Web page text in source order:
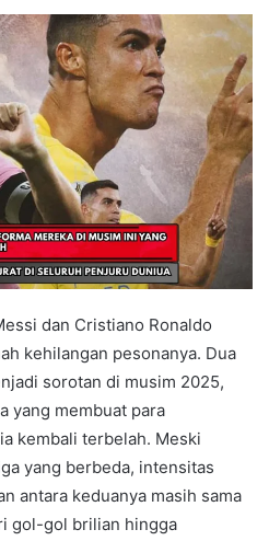
dan Cristiano Ronaldo
kehilangan pesonanya. Dua
sorotan di musim 2025,
yang membuat para
kembali terbelah. Meski
yang berbeda, intensitas
antara keduanya masih sama
gol-gol brilian hingga